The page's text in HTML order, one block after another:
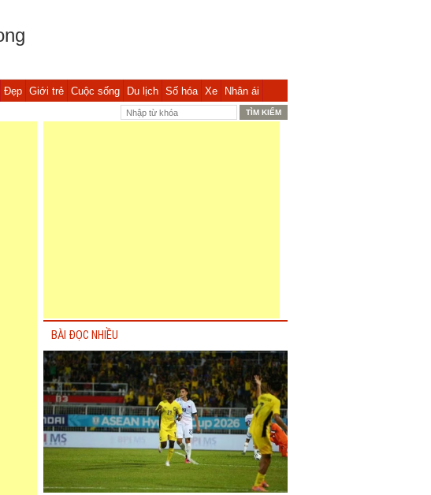
Đẹp Giới trẻ Cuộc sống Du lịch Số hóa Xe Nhân ái
BÀI ĐỌC NHIỀU